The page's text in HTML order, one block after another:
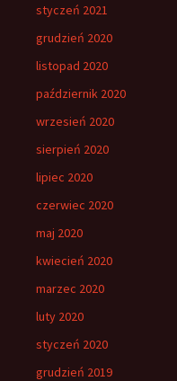
styczeń 2021
grudzień 2020
listopad 2020
październik 2020
wrzesień 2020
sierpień 2020
lipiec 2020
czerwiec 2020
maj 2020
kwiecień 2020
marzec 2020
luty 2020
styczeń 2020
grudzień 2019